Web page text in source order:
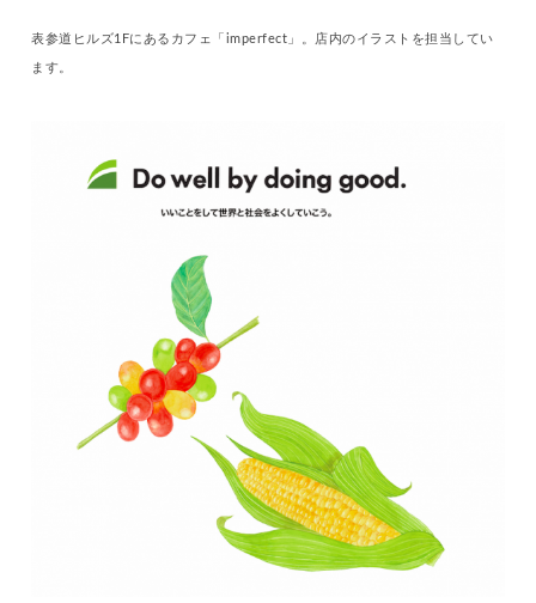
表参道ヒルズ1Fにあるカフェ「imperfect」。店内のイラストを担当してい
ます。